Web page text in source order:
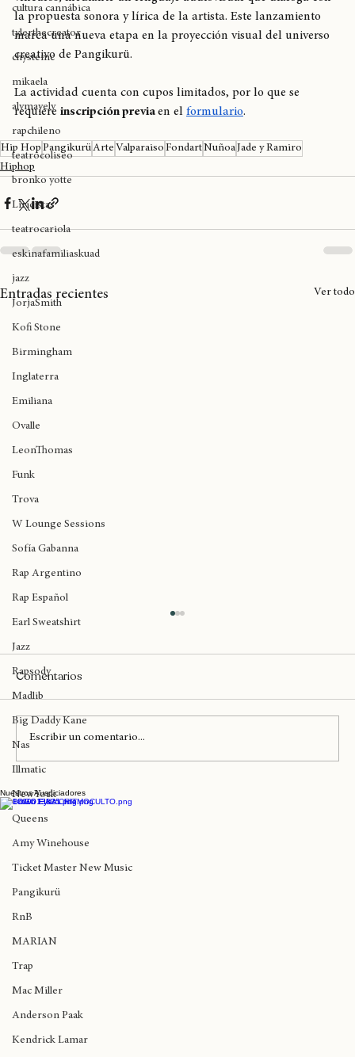
expoweed 2025
cultura cannábica
tylerthecreator
chystemc
mikaela
alymayely
rapchileno
teatrocoliseo
bronko yotte
Liricistas
teatrocariola
eskinafamiliaskuad
jazz
JorjaSmith
Kofi Stone
Birmingham
Inglaterra
Emiliana
Ovalle
LeonThomas
Funk
Trova
W Lounge Sessions
Sofía Gabanna
Rap Argentino
Rap Español
Earl Sweatshirt
Jazz
Rapsody
Madlib
Big Daddy Kane
Nas
Illmatic
NewYork
Queens
Amy Winehouse
Ticket Master New Music
Pangikurü
RnB
MARIAN
Trap
Mac Miller
Anderson Paak
centrada en el amor, la memoria y la imposibilidad de ciertos
vínculos, mediante un lenguaje audiovisual que dialoga con
la propuesta sonora y lírica de la artista. Este lanzamiento
marca una nueva etapa en la proyección visual del universo
creativo de Pangikurü.
La actividad cuenta con cupos limitados, por lo que se
requiere inscripción previa en el formulario.
Hip HopPangikurüArteValparaisoFondartNuñoaJade y Ramiro
Entradas recientes
Hoy en Londres llegan The Roots, Nas,
Mos Def, Common y otros
Comentarios
Escribir un comentario...
Nuestros Auspiciadores